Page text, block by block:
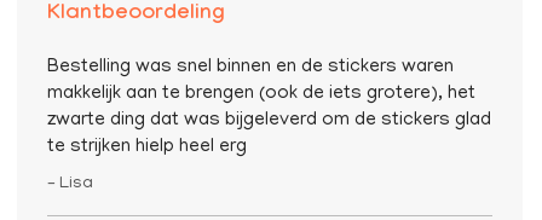
Klantbeoordeling
Bestelling was snel binnen en de stickers waren
makkelijk aan te brengen (ook de iets grotere), het
zwarte ding dat was bijgeleverd om de stickers glad
te strijken hielp heel erg
– Lisa